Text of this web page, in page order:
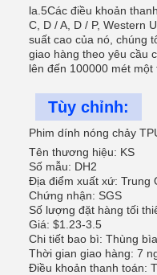
la.5Các điều khoản
C, D / A, D / P, Western
suất cao của nó, chúng
giao hàng theo yêu cầu
lên đến 100000 mét một
Tùy chỉnh:
Phim dính nóng chảy
Tên thương hiệu: KS
Số mẫu: DH2
Địa điểm xuất xứ: Trung
Chứng nhận: SGS
Số lượng đặt hàng tối
Giá: $1.23-3.5
Chi tiết bao bì: Thùng
Thời gian giao hàng: 7
Điều khoản thanh toán: